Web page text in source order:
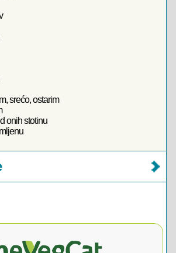
srećo, ostarim
onih stotinu